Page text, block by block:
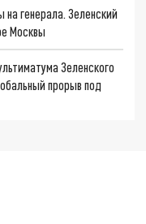
генерала. Зеленский
Москвы
Зеленского
прорыв под